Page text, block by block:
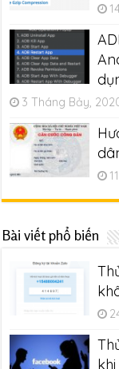
3 Tháng Bảy,
Bài viết phổ biến